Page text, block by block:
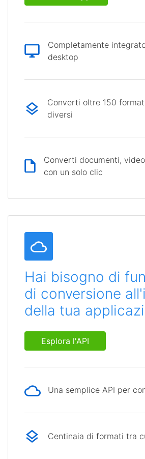
Completamente
desktop
Converti oltre 150
diversi
Converti documenti,
con un solo clic
Hai bisogno di
di conversione
della tua
Esplora l'API
Una semplice API per
Centinaia di formati tra